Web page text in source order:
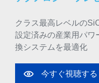
クラス最高レベルの
設定済みの産業用パワ
換システムを最適化
今すぐ視聴する